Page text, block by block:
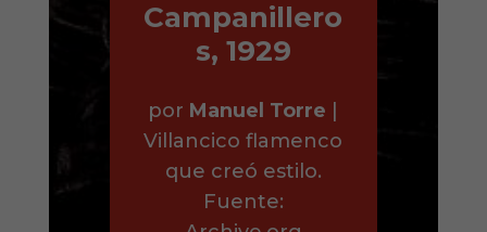
Campanillero
s, 1929
por Manuel Torre
Villancico flamenco
que creó estilo.
Fuente: